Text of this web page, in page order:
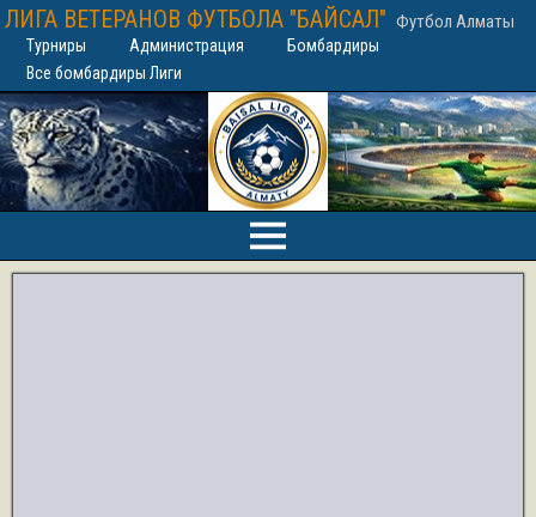
ЛИГА ВЕТЕРАНОВ ФУТБОЛА "БАЙСАЛ" Футбол Алматы
Турниры Администрация
Бомбардиры
Все бомбардиры Лиги